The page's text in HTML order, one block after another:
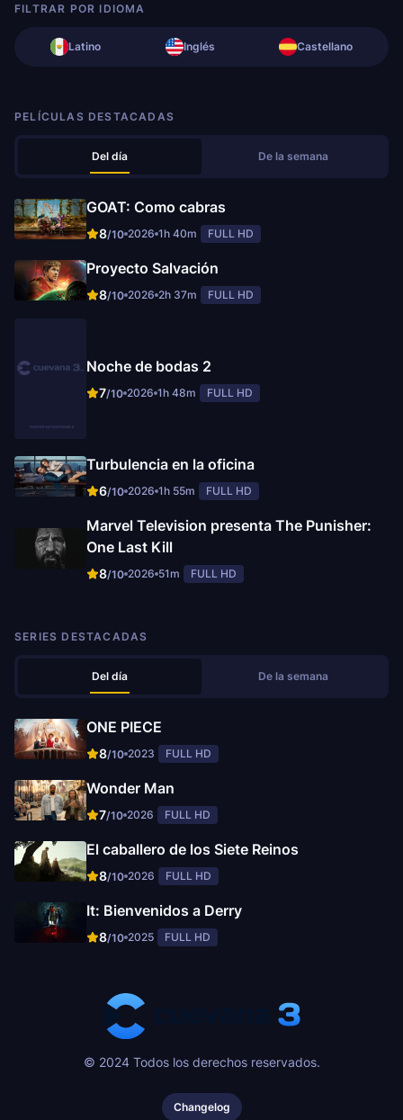
FILTRAR POR IDIOMA
Latino Inglés Castellano
PELÍCULAS DESTACADAS
Del día De la semana
GOAT: Como cabras
8/10 2026 1h 40m FULL HD
Proyecto Salvación
8/10 2026 2h 37m FULL HD
Noche de bodas 2
7/10 2026 1h 48m FULL HD
Turbulencia en la oficina
6/10 2026 1h 55m FULL HD
Marvel Television presenta The Punisher:
One Last Kill
8/10 2026 51m FULL HD
SERIES DESTACADAS
Del día De la semana
ONE PIECE
8/10 2023 FULL HD
Wonder Man
7/10 2026 FULL HD
El caballero de los Siete Reinos
8/10 2026 FULL HD
It: Bienvenidos a Derry
8/10 2025 FULL HD
© 2024 Todos los derechos reservados.
Changelog